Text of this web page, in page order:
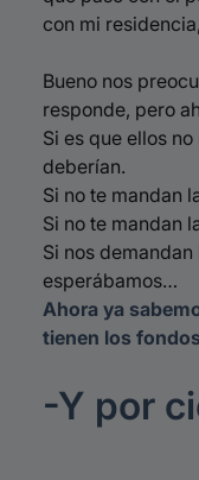
con mi
Bueno nos
responde, pero
Si es que ellos
deberían.
Si no te mandan
Si no te mandan
Si nos
esperábamos…
Ahora ya
tienen los
-Y por